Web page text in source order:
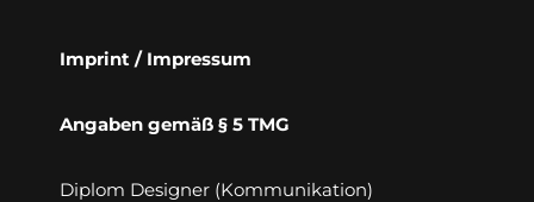
Imprint / Impressum
Angaben gemäß § 5 TMG
Diplom Designer (Kommunikation)